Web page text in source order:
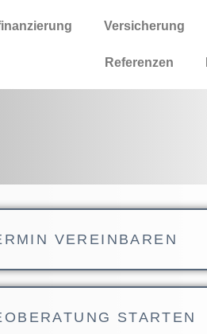
Versicherung
Referenzen
VEREINBAREN
STARTEN